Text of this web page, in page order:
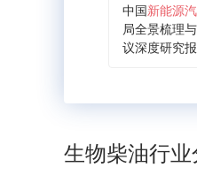
中国新能源
局全景梳理
议深度研究
生物柴油行